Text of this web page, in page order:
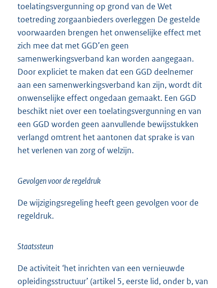
toelatingsvergunning op grond van de Wet
toetreding zorgaanbieders overleggen De gestelde
voorwaarden brengen het onwenselijke effect met
zich mee dat met GGD’en geen
samenwerkingsverband kan worden aangegaan.
Door expliciet te maken dat een GGD deelnemer
aan een samenwerkingsverband kan zijn, wordt dit
onwenselijke effect ongedaan gemaakt. Een GGD
beschikt niet over een toelatingsvergunning en van
een GGD worden geen aanvullende bewijsstukken
verlangd omtrent het aantonen dat sprake is van
het verlenen van zorg of welzijn.
Gevolgen voor de regeldruk
De wijzigingsregeling heeft geen gevolgen voor de
regeldruk.
Staatssteun
De activiteit ‘het inrichten van een vernieuwde
opleidingsstructuur’ (artikel 5, eerste lid, onder b, van